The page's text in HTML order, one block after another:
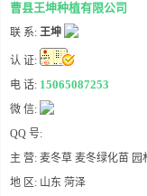
曹县王坤种植有限公司
联 系: 王坤
认 证:
电 话: 15065087253
微 信:
QQ 号:
主 营: 麦冬草 麦冬绿化苗 园
地 区: 山东 菏泽